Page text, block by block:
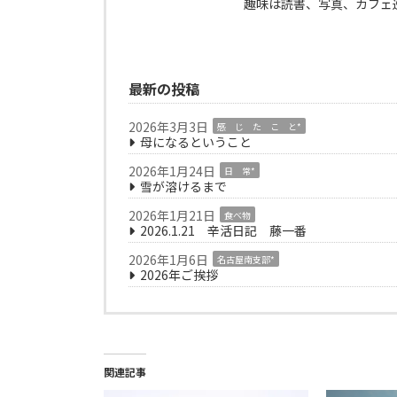
趣味は読書、写真、カフェ
最新の投稿
2026年3月3日 感 じ た こ と*
母になるということ
2026年1月24日
日 常*
雪が溶けるまで
2026年1月21日
食べ物
2026.1.21 辛活日記 藤一番
2026年1月6日
名古屋南支部*
2026年ご挨拶
関連記事